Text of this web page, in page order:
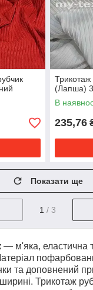
Трикотаж
(Лапша)
В
235,76
Показати ще
1 / 3
— м'яка, еластична
та доповнений
Трикотаж